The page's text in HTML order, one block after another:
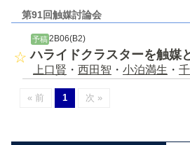
第91回触媒討論会
予稿 2B06(B2)
ハライドクラスターを触媒
上口賢 ・ 西田智 ・ 小泊満生 ・
« 前 1 次 »